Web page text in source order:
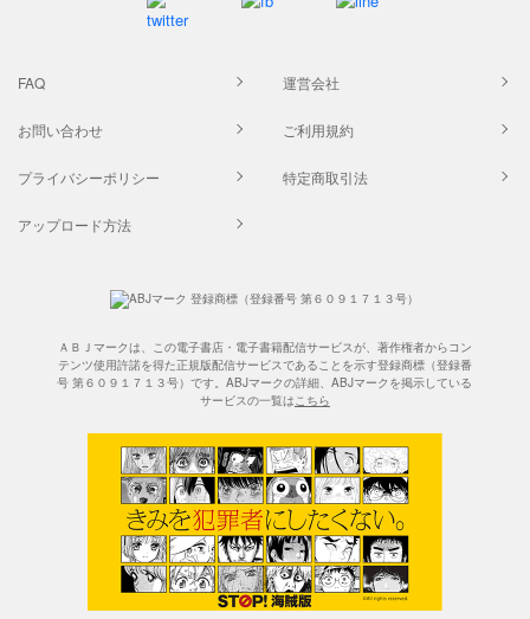
FAQ 運営会社
お問い合わせ ご利用規約
プライバシーポリシー 特定商取引法
アップロード方法
ＡＢＪマークは、この電子書店・電子書籍配信サービスが、著作権者からコン
テンツ使用許諾を得た正規版配信サービスであることを示す登録商標（登録番
号 第６０９１７１３号）です。ABJマークの詳細、ABJマークを掲示している
サービスの一覧はこちら